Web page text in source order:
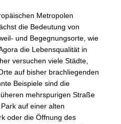
Metropolen
die Bedeutung von
und Begegnungsorte, wie
die Lebensqualität in
versuchen viele Städte,
auf bisher brachliegenden
Beispiele sind die
mehrspurigen Straße
auf einer alten
oder die Öffnung des